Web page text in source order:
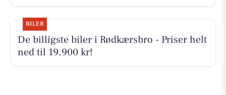
BILER
De billigste biler i Rødkærsbro - Priser helt
ned til 19.900 kr!